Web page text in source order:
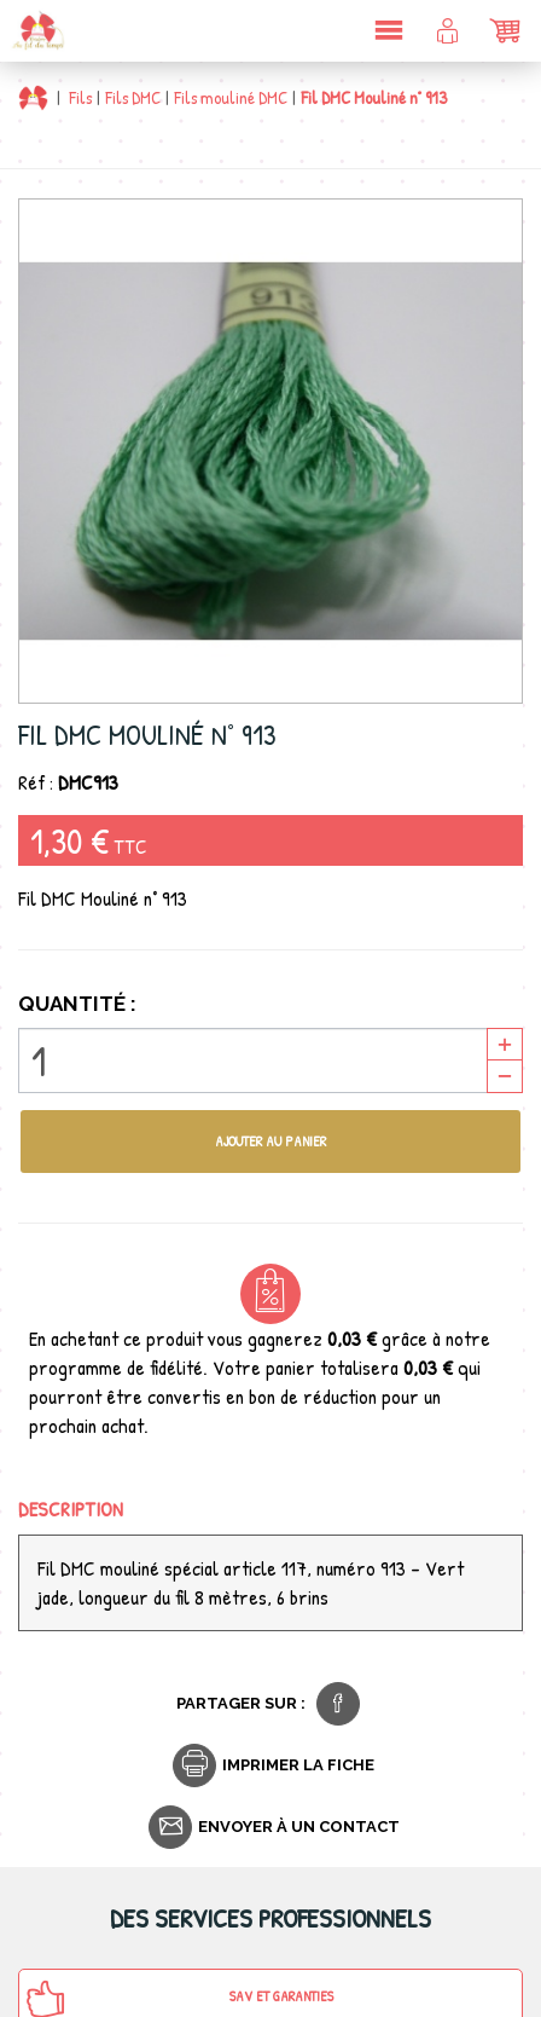
DÉPLIER
LA
NAVIGATION
COMPTE
CLIENT
| Fils| Fils DMC| Fils mouliné DMC| Fil DMC Mouliné n° 913
FIL DMC MOULINÉ N° 913
Réf : DMC913
1,30 €TTC
Fil DMC Mouliné n° 913
QUANTITÉ :
AJOUTER AU PANIER
En achetant ce produit vous gagnerez 0,03 €grâce à notre
programme de fidélité. Votre panier totalisera 0,03 €qui
pourront être convertis en bon de réduction pour un
prochain achat.
DESCRIPTION
Fil DMC mouliné spécial article 117, numéro 913 - Vert
jade, longueur du fil 8 mètres, 6 brins
PARTAGER SUR :
IMPRIMER LA FICHE
ENVOYER À UN CONTACT
DES SERVICES PROFESSIONNELS
SAV ET GARANTIES